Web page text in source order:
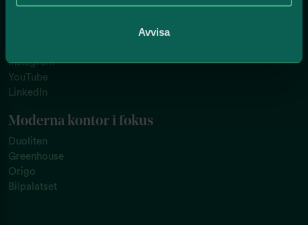
Avvisa
Instagram
YouTube
LinkedIn
Moderna kontor i fokus
Duoliten
Greenhouse
Origo
Bilpalatset